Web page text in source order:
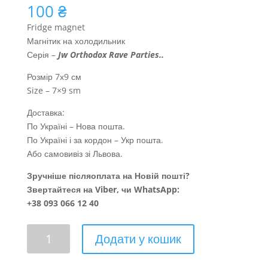
100 ₴
Fridge magnet
Магнітик на холодильник
Серія – Jw Orthodox Rave Parties..
Розмір 7х9 см
Size – 7×9 sm
Доставка:
По Україні – Нова пошта.
По Україні і за кордон – Укр пошта.
Або самовивіз зі Львова.
Зручніше післяоплата на Новій пошті?
Звертайтеся на Viber, чи WhatsApp:
+38 093 066 12 40
Додати у кошик